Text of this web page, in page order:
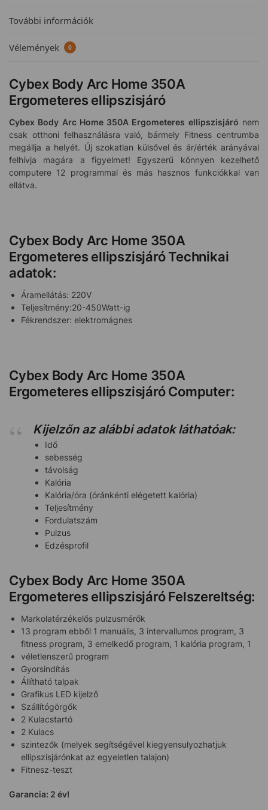
További információk
Vélemények 0
Cybex Body Arc Home 350A
Ergometeres ellipszisjáró
Cybex Body Arc Home 350A Ergometeres ellipszisjáró nem
csak otthoni felhasználásra való, bármely Fitness centrumba
megállja a helyét. Új szokatlan külsővel és ár/érték arányával
felhívja magára a figyelmet! Egyszerű könnyen kezelhető
computere 12 programmal és más hasznos funkciókkal van
ellátva.
Cybex Body Arc Home 350A
Ergometeres ellipszisjáró Technikai
adatok:
Áramellátás: 220V
Teljesítmény:20-450Watt-ig
Fékrendszer: elektromágnes
Cybex Body Arc Home 350A
Ergometeres ellipszisjáró Computer:
Kijelzőn az alábbi adatok láthatóak:
Idő
sebesség
távolság
Kalória
Kalória/óra (óránkénti elégetett kalória)
Teljesítmény
Fordulatszám
Pulzus
Edzésprofil
Cybex Body Arc Home 350A
Ergometeres ellipszisjáró Felszereltség:
Markolatérzékelős pulzusmérők
13 program ebből 1 manuális, 3 intervallumos program, 3
fitness program, 3 emelkedő program, 1 kalória program, 1
véletlenszerű program
Gyorsindítás
Állítható talpak
Grafikus LED kijelző
Szállítógörgők
2 Kulacstartó
2 Kulacs
szintezők (melyek segítségével kiegyensulyozhatjuk
ellipszisjárónkat az egyeletlen talajon)
Fitnesz-teszt
Garancia: 2 év!